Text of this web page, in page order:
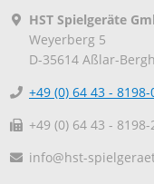
HST Spielgeräte
Weyerberg 5
D-35614 Aßlar-
+49 (0) 64 43 - 8198-
+49 (0) 64 43 - 8198-
info@hst-